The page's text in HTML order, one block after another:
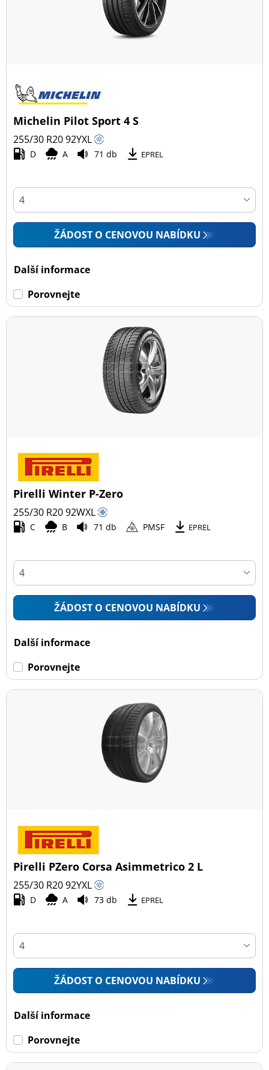
Typ vozidla
Všechny typy (16)
Osobní vůz (16)
4x4 (0)
Zemědělská technika (0)
Dojezdové
Dojezdové (2)
Ne dojezdové (16)
Michelin Pilot Sport 4 S
255/30 R2092YXL
D A 71 db EPREL
ŽÁDOST O CENOVOU NABÍDKU
Další informace
Porovnejte
Pirelli Winter P-Zero
255/30 R2092WXL
C B 71 db PMSF EPREL
ŽÁDOST O CENOVOU NABÍDKU
Další informace
Porovnejte
Pirelli PZero Corsa Asimmetrico 2 L
255/30 R2092YXL
D A 73 db EPREL
ŽÁDOST O CENOVOU NABÍDKU
Další informace
Porovnejte